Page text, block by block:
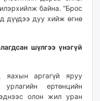
байна. “Брос
дүүдээ дуу хийж өгнө
шүлгээ үнэгүй
яахын аргагүй яруу
ертөнцийн
олон жил уран